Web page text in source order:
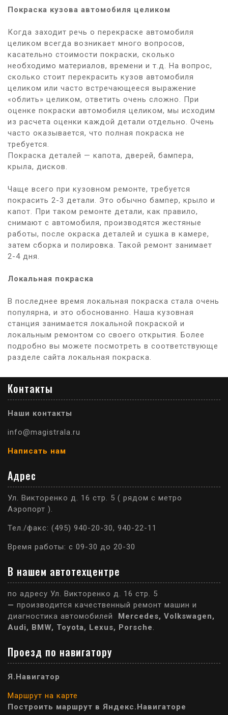
Покраска кузова автомобиля целиком
Когда заходит речь о перекраске автомобиля
целиком всегда возникает много вопросов,
касательно стоимости покраски, сколько
необходимо материалов, времени и т.д. На вопрос,
сколько стоит перекрасить кузов автомобиля
целиком или часто встречающееся выражение
«облить» целиком, ответить очень сложно. При
оценке покраски автомобиля целиком, мы исходим
из расчета оценки каждой детали отдельно. Очень
часто оказывается, что полная покраска не
требуется.
Покраска деталей — капота, дверей, бампера,
крыла, дисков.
Чаще всего при кузовном ремонте, требуется
покрасить 2-3 детали. Это обычно бампер, крыло и
капот. При таком ремонте детали, как правило,
снимают с автомобиля, производятся жестяные
работы, после окраска деталей и сушка в камере,
затем сборка и полировка. Такой ремонт занимает
2-4 дня.
Локальная покраска
В последнее время локальная покраска стала очень
популярна, и это обоснованно. Наша кузовная
станция занимается локальной покраской и
локальным ремонтом со своего открытия. Более
подробно вы можете посмотреть в соответствующе
разделе сайта локальная покраска.
Контакты
Наши контакты
info@magistrala.ru
Написать нам
Адрес
Ул. Викторенко д. 16 стр. 5 ( рядом с метро
Аэропорт ).
Тел./факс: (495) 940-20-30, 940-22-11
Время работы: с 09-30 до 20-30
В нашем автотехцентре
по адресу Ул. Викторенко д. 16 стр. 5
— производится качественный ремонт машин и
диагностика автомобилей
Mercedes, Volkswagen,
Audi, BMW, Toyota, Lexus, Porsche.
Проезд по навигатору
Я.Навигатор
Маршрут на карте
Построить маршрут в Яндекс.Навигаторе